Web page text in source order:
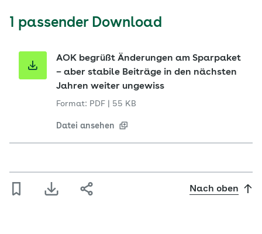
1 passender Download
AOK begrüßt Änderungen am Sparpaket
– aber stabile Beiträge in den nächsten
Jahren weiter ungewiss
Format: PDF 55 KB
Datei ansehen
Nach oben